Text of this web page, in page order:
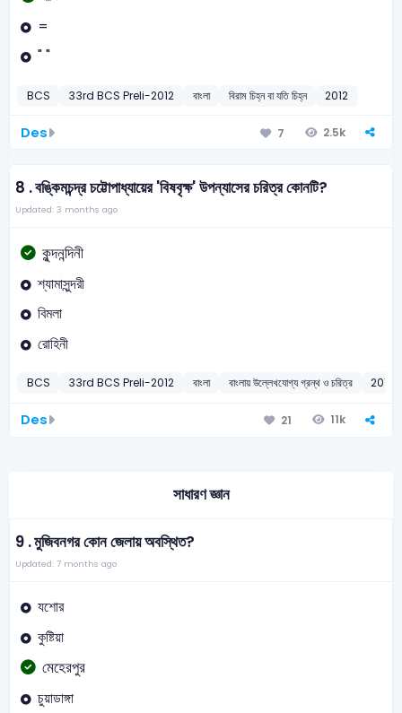
=
" "
BCS 33rd BCS Preli-2012 বাংলা বিরাম চিহ্ন বা যতি চিহ্ন 2012
Des 7 2.5k
8 .বঙ্কিমচন্দ্র চট্টোপাধ্যায়ের 'বিষবৃক্ষ' উপন্যাসের চরিত্র কোনটি?
Updated: 3 months ago
কুন্দনন্দিনী
শ্যামাসুন্দরী
বিমলা
রোহিনী
BCS 33rd BCS Preli-2012 বাংলা বাংলায় উল্লেখযোগ্য গ্রন্থ ও চরিত্র 2012
Des 21 11k
সাধারণ জ্ঞান
9 .মুজিবনগর কোন জেলায় অবস্থিত?
Updated: 7 months ago
যশোর
কুষ্টিয়া
মেহেরপুর
চুয়াডাঙ্গা